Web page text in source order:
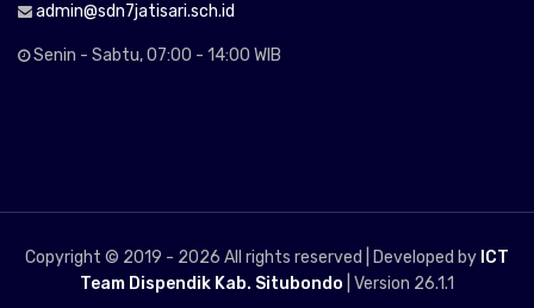
admin@sdn7jatisari.sch.id
Senin - Sabtu, 07:00 - 14:00 WIB
Copyright © 2019 - 2026 All rights reserved | Developed by ICT
Team Dispendik Kab. Situbondo | Version 26.1.1